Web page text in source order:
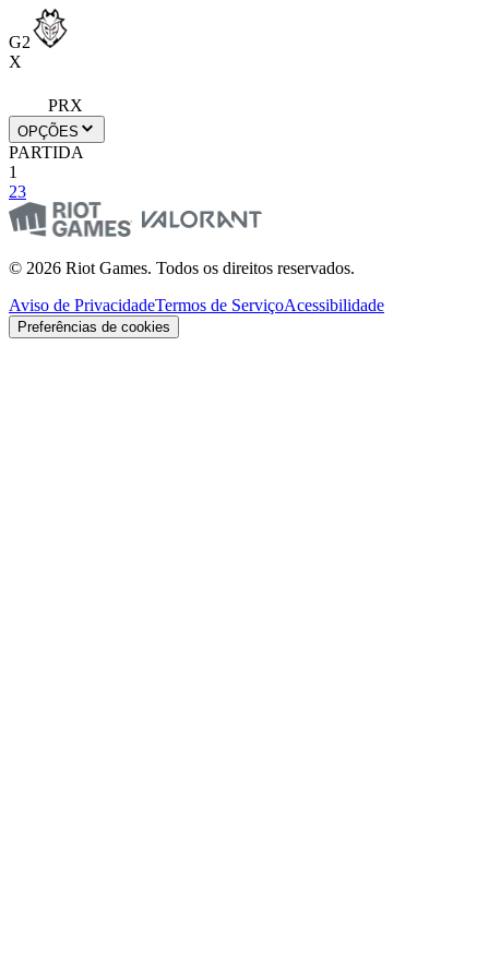
G2
X
PRX
OPÇÕES
PARTIDA
1
23
© 2026 Riot Games. Todos os direitos reservados.
Aviso de PrivacidadeTermos de ServiçoAcessibilidade
Preferências de cookies